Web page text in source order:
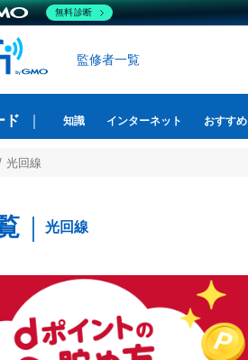
監修者一覧
ド 知識 インターネット おすすめ
光回線
光回線
無料診断